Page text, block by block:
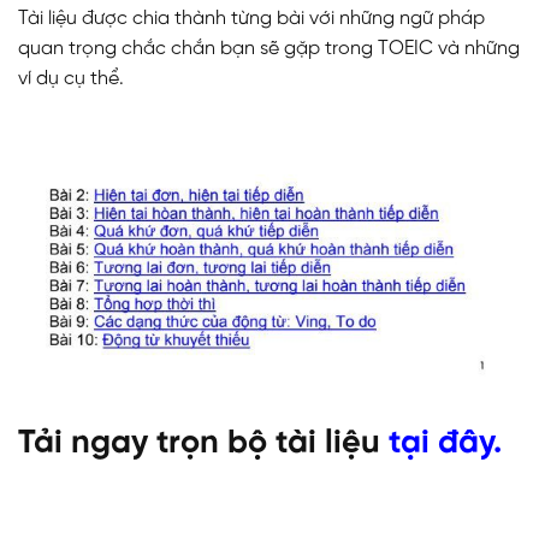
Tài liệu được chia thành từng bài với những ngữ pháp
quan trọng chắc chắn bạn sẽ gặp trong TOEIC và những
ví dụ cụ thể.
Tải ngay trọn bộ tài liệu tại đây.